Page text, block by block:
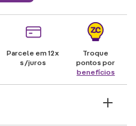
Parcele em 12x
s/juros
Troque
pontos por
benefícios